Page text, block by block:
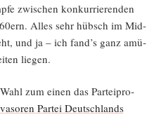
zwi­schen kon­kur­rie­ren­den
Alles sehr hübsch im Mid-
und ja – ich fand’s ganz amü­
liegen.
zum einen das Par­tei­pro­
Par­tei Deutsch­lands